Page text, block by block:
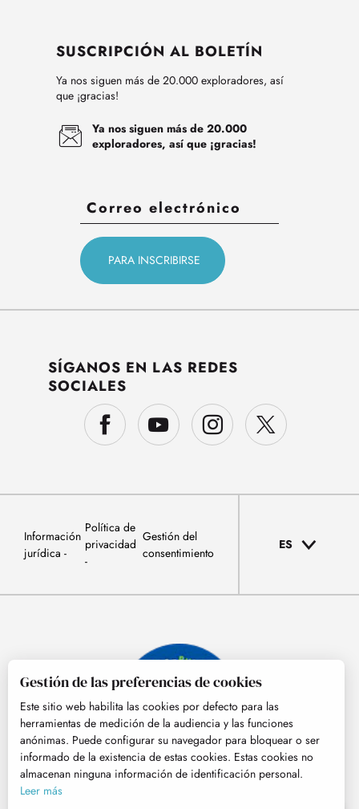
SUSCRIPCIÓN AL BOLETÍN
Ya nos siguen más de 20.000 exploradores, así
que ¡gracias!
Ya nos siguen más de 20.000
exploradores, así que ¡gracias!
SÍGANOS EN LAS REDES
SOCIALES
Información
jurídica
Política de
privacidad
Gestión del
consentimiento
ES
© Tourisme Hautes-Pyrénées
Gestión de las preferencias de cookies
Este sitio web habilita las cookies por defecto para las
herramientas de medición de la audiencia y las funciones
anónimas. Puede configurar su navegador para bloquear o ser
informado de la existencia de estas cookies. Estas cookies no
almacenan ninguna información de identificación personal.
Leer más